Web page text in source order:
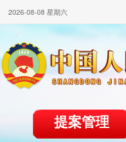
2026-08-08 星期六
提案管理